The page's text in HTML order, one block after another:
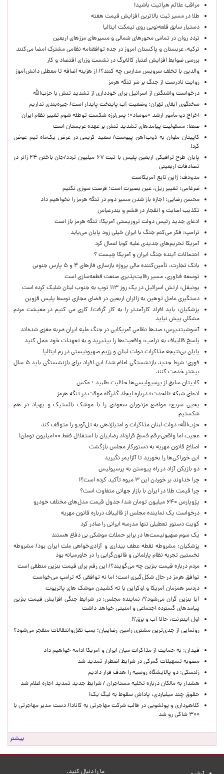
مراقب علائم هپاتیت باشید!
طلا در مسیر ثبت بالاترین افزایش قیمت هفته
دستیار سابق قلعه‌نویی روی نیمکت ایتالیا
تردد روان در تمامی محورهای شمالی و مسیرهای مرزهای اربعین
ترکیه، عربستان و پاکستان امروز در جده توافقنامه نظامی مشترک امضا می‌کنند
بررسی ضوابط افزایش اعتبار کالابرگ در نشست وزرای اقتصاد و کار
والدین با تخلف سرویس مدارس چه کنند؟/ از هزینه اضافه تا معطلی دانش‌آموز
روایت نادرست از جنگ بر سَر تنگه هرمز
درخواست واشنگتن از اسرائیل برای خودداری از تشدید تنش با حزب‌الله
سخنگوی آبفای تهران: وضعیت آب پایتخت پایدار است/ جیره‌بندی نداریم
اخراج دو مأمور ارشد «موساد»؛ پس‌لرزه شکست توطئه شوم تغییر نظام ایران
صنعا: مسئولیت پیامدهای تشدید تنش بر عهده عربستان است
کاپیتان ملوان به ذوب‌آهن پیوست/ سعید کریمی در عرض یک‌ماه تیم عوض
کرد!
پایان طرح ترافیکی اربعین پلیس با ثبت ۶۷ میلیون تردد/جان باختن ۲۴ زائر در
تصادفات اربعینی
مدودف: ژاپن تابع آمریکاست
ضرغامی: تغییر ریل، عین بصیرت است؛ فرصت سوزی نکنیم
محسن رضایی: اجازه باز شدن مسیر دوم در تنگه هرمز را نخواهیم داد
تکذیب اصابت و انفجار در قشم و بندرعباس
ادعای جدید رئیس دولت تروریستی آمریکا: تنگه هرمز باز است
ترامپ: فکر می‌کنم جنگ با ایران خیلی زود پایان می‌یابد
آمریکا تحریم‌های جدیدی علیه کوبا اعمال کرد
احتمالات آینده جنگ ایران و آمریکا چیست ؟
بانک تجارت، تأمین‌کننده مالی پروژه بازسازی فازهای ۴ و ۵ پارس جنوبی
توسعه فناوری، مسیر رقابت‌پذیری صنعت قطعه‌سازی است
یونیفل: ارتش اسرائیل در یک روز ۱۱۳ توپ به جنوب لبنان شلیک کرده است
دستگیری عامل توهین به زائران اربعین در فضای مجازی توسط پلیس قزوین
پزشکیان: باید افراد کارآمدتر را به کار گرفت/ کاری می کنیم در معیشت مردم
مشکلی پیش نیاید
آسوشیتدپرس: صدها نظامی آمریکایی در جنگ علیه ایران ضربه مغزی شده‌اند
پاسخ قالیباف به ترامپ: واقعیت‌ها را بپذیرید و به تعهدات خود عمل کنید
پایان بی‌نتیجه مذاکرات دولت لبنان و رژیم صهیونیستی در رم ایتالیا
فوری؛ شرط جدید بازنشستگی اعلام شد/ این افراد برای بازنشستگی باید ۵ سال
بیشتر خدمت کنند
کاپیتان سابق از پرسپولیسی‌ها حلالیت طلبید + عکس
ادعای شبکه «الحدث» درباره ایجاد گذرگاه موقت در تنگه هرمز
یحیی سریع: مواضع مزدوران سعودی را با موشک بالستیک و پهپاد در هم
شکستیم
حزب‌الله: دولت لبنان مذاکرات و امتیازدهی به تل‌آویو را متوقف کند
عجیب اما واقعی:رقم فسخ قرارداد رضاییان با استقلال فقط ۱۰۰میلیون تومان!
اصلاح قانون مهریه به دستورکار مجلس بازگشت
این خوراکی‌ها را بخورید تا آلزایمر نگیرید
دو بازیکن آزاد در راه پیوستن به پرسپولیس
چرا خداوند بر خوردن این ۳ میوه تأکید کرده است؟!
چرا قیمت طلا در ایران با بازار جهانی متفاوت است؟
پژوپارس ۶۴۰ میلیون تومان شد/ جدول قیمت مدل‌های مختلف خودرو
درخواست یک نماینده مجلس از قالیباف درباره قانون مهریه
کویت دستور تعطیلی تنها مدرسه ایرانی را صادر کرد
یک‌ سوم صهیونیست‌ها در برابر حملات موشکی بی دفاع هستند
پزشکیان: مشروطه نقطه عطف بیداری و آزادی‌خواهی ملت ایران بود/ مشروطه
نخستین تجربه نظام پارلمانی و قانون‌گرایی را در خاورمیانه بود
مردم درباره قیمت بنزین چه می‌گویند؟/ این رقم برای قیمت بنزین منطقی است
توافق هرمز در حال شکل‌گیری است؛ اما نه توافقی که ترامپ می‌خواست
دردسر همزمان آمریکا و اوکراین با ته کشیدن موشک های پاتریوت
آیا بنزین گران می‌شود؟/ نماینده مجلس: در شرایط جنگی افزایش قیمت بنزین
پیامدهای گسترده اجتماعی و امنیتی خواهد داشت
اول اینترنت، حالا آب و برق؟!
رونمایی از جدی‌ترین مشتری رامین رضاییان؛ بمب نقل‌وانتقالات منفجر می‌شود؟
فیدان: به حمایت از مذاکرات میان ایران و آمریکا ادامه خواهیم داد
مصوبه تسهیلات گمرکی در شرایط اضطرار تمدید شد
زلنسکی: دو پالایشگاه روسیه را هدف قرار دادیم
هشدار به مالکان درباره تخلیه مستاجران / شرایط جدید تمدید اجاره اعلام شد
حقوق چند میلیاردی، پاداش سقوط به لیگ یک!
کلاهبرداری و پولشویی در قالب شرکت مهاجرتی به کانادا/ دست مدیر مهاجرتی با
۳۰۰ شاکی رو شد
بیشتر
ما را دنبال کنید.